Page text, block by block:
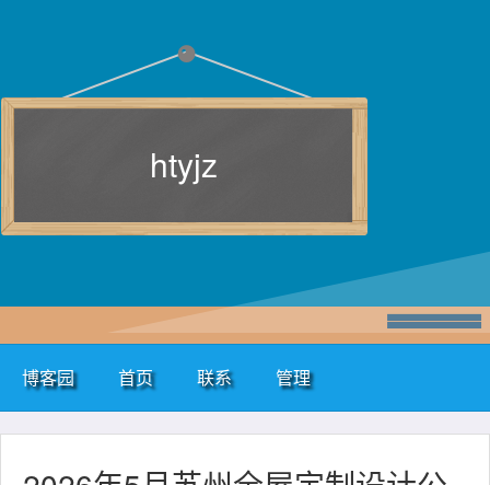
htyjz
博客园 首页 联系 管理